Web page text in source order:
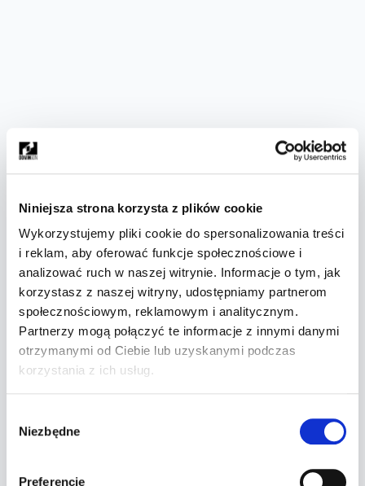
Niniejsza strona korzysta z plików cookie
Wykorzystujemy pliki cookie do spersonalizowania treści
i reklam, aby oferować funkcje społecznościowe i
analizować ruch w naszej witrynie. Informacje o tym, jak
korzystasz z naszej witryny, udostępniamy partnerom
społecznościowym, reklamowym i analitycznym.
Partnerzy mogą połączyć te informacje z innymi danymi
otrzymanymi od Ciebie lub uzyskanymi podczas
korzystania z ich usług.
zgody
Niezbędne
Preferencje